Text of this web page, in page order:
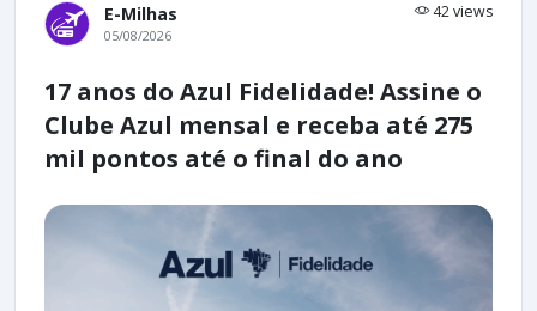
E-Milhas 42 views
05/08/2026
17 anos do Azul Fidelidade! Assine o
Clube Azul mensal e receba até 275
mil pontos até o final do ano